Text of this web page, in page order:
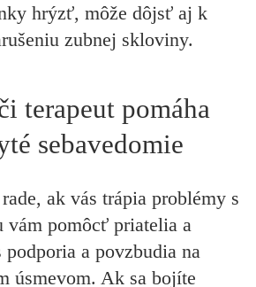
hrýzť, môže dôjsť aj k
zubnej skloviny.
terapeut pomáha
sebavedomie
ak vás trápia problémy s
vám pomôcť priatelia a
a povzbudia na
úsmevom. Ak sa bojíte